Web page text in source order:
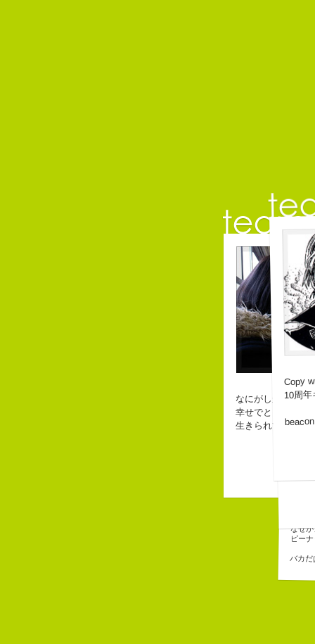
自己
なぜ
ピー
バカ
なにがしか書いて
幸せでとっても怖
生きられてる私は
Copy
10周